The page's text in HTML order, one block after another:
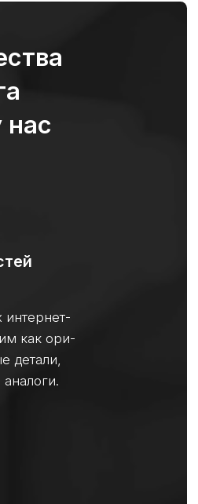
от
у нас